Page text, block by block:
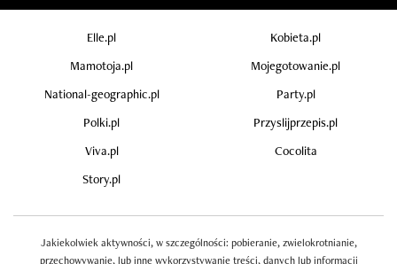
Elle.pl
Kobieta.pl
Mamotoja.pl
Mojegotowanie.pl
National-geographic.pl
Party.pl
Polki.pl
Przyslijprzepis.pl
Viva.pl
Cocolita
Story.pl
Jakiekolwiek aktywności, w szczególności: pobieranie, zwielokrotnianie,
przechowywanie, lub inne wykorzystywanie treści, danych lub informacji